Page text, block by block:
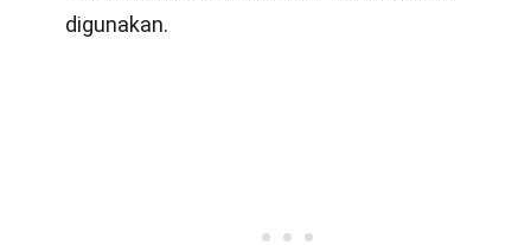
digunakan.